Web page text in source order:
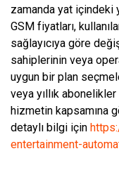
zamanda yat içindeki
GSM fiyatları,
sağlayıcıya göre
sahiplerinin veya
uygun bir plan
veya yıllık
hizmetin kapsamına
detaylı bilgi için
entertainment-